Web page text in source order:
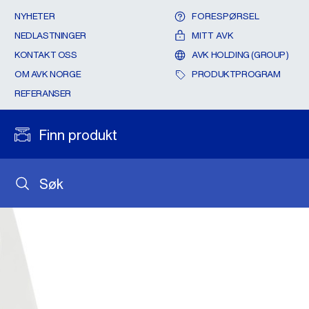
Søk
Finn produkt
NYHETER
NEDLASTNINGER
KONTAKT OSS
OM AVK NORGE
REFERANSER
FORESPØRSEL
MITT AVK
AVK HOLDING (GROUP)
PRODUKTPROGRAM